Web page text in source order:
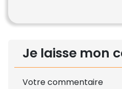
Je laisse mon
Votre commentaire